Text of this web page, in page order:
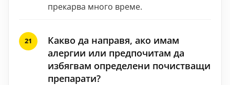
прекарва много време.
Какво да направя, ако имам
алергии или предпочитам да
избягвам определени почистващи
препарати?